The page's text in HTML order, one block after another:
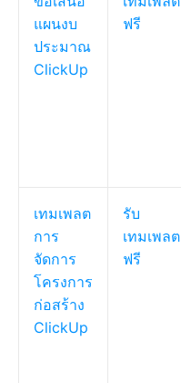
แผนงบ
ประมาณ
ClickUp
ฟรี
เทมเพลต
การ
จัดการ
โครงการ
ก่อสร้าง
ClickUp
รับ
เทมเพลต
ฟรี